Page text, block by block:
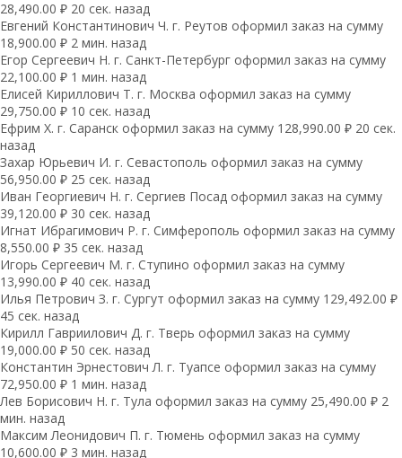
28,490.00 ₽ 20 сек. назад
Евгений Константинович Ч. г. Реутов оформил заказ на сумму
18,900.00 ₽ 2 мин. назад
Егор Сергеевич Н. г. Санкт-Петербург оформил заказ на сумму
22,100.00 ₽ 1 мин. назад
Елисей Кириллович Т. г. Москва оформил заказ на сумму
29,750.00 ₽ 10 сек. назад
Ефрим Х. г. Саранск оформил заказ на сумму 128,990.00 ₽ 20 сек.
назад
Захар Юрьевич И. г. Севастополь оформил заказ на сумму
56,950.00 ₽ 25 сек. назад
Иван Георгиевич Н. г. Сергиев Посад оформил заказ на сумму
39,120.00 ₽ 30 сек. назад
Игнат Ибрагимович Р. г. Симферополь оформил заказ на сумму
8,550.00 ₽ 35 сек. назад
Игорь Сергеевич М. г. Ступино оформил заказ на сумму
13,990.00 ₽ 40 сек. назад
Илья Петрович З. г. Сургут оформил заказ на сумму 129,492.00 ₽
45 сек. назад
Кирилл Гавриилович Д. г. Тверь оформил заказ на сумму
19,000.00 ₽ 50 сек. назад
Константин Эрнестович Л. г. Туапсе оформил заказ на сумму
72,950.00 ₽ 1 мин. назад
Лев Борисович Н. г. Тула оформил заказ на сумму 25,490.00 ₽ 2
мин. назад
Максим Леонидович П. г. Тюмень оформил заказ на сумму
10,600.00 ₽ 3 мин. назад